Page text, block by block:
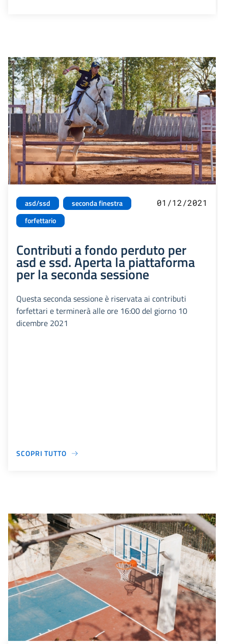
asd/ssd
seconda finestra
forfettario
01/12/2021
Contributi a fondo perduto per
asd e ssd. Aperta la piattaforma
per la seconda sessione
Questa seconda sessione è riservata ai contributi
forfettari e terminerà alle ore 16:00 del giorno 10
dicembre 2021
SCOPRI TUTTO